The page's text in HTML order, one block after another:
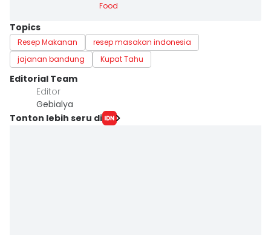
Food
Topics
Resep Makanan
resep masakan indonesia
jajanan bandung
Kupat Tahu
Editorial Team
Editor
Gebialya
Tonton lebih seru di